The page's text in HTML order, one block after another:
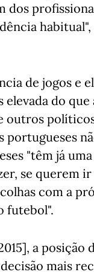
dos
de jogos e
do que
outros
portugueses
"têm já
se querem
com a
futebol".
a
mais